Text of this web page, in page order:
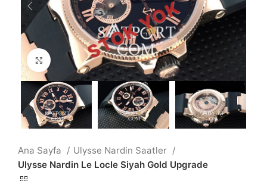
Büyütmek için tıklayın
STOK YOK
Ana Sayfa
Ulysse Nardin Saatler
Ulysse Nardin Le Locle Siyah Gold Upgrade